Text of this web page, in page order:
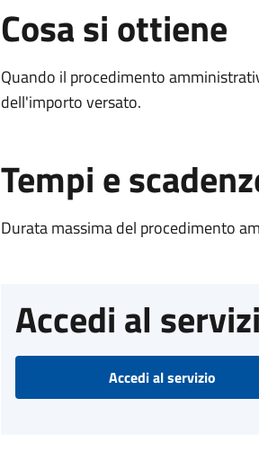
Cosa si ottiene
Quando il procedimento
dell'importo versato.
Tempi e
Durata massima del procedimento
Accedi al
Accedi al servizio